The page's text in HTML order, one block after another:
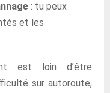
: tu peux
et les
est loin d’être
sur autoroute,